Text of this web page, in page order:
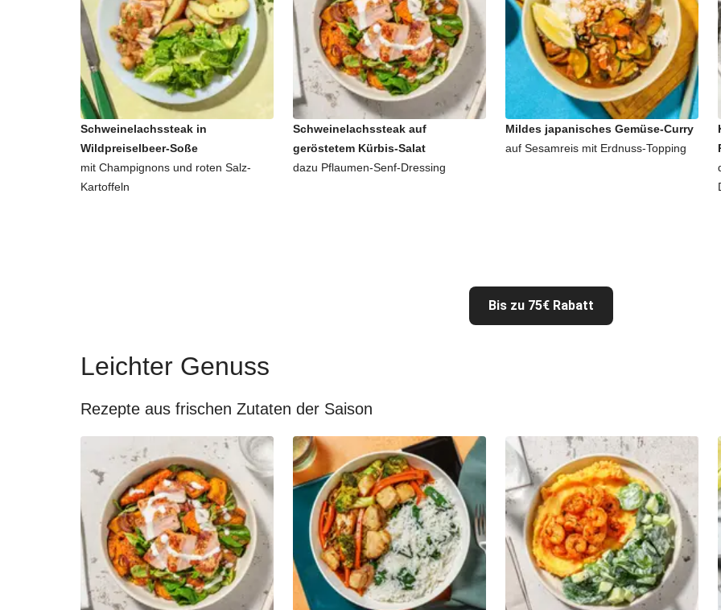
Schweinelachssteak in
Wildpreiselbeer-Soße
mit Champignons und roten Salz-
Kartoffeln
Schweinelachssteak auf
geröstetem Kürbis-Salat
dazu Pflaumen-Senf-Dressing
Mildes japanisches Gemüse-Curry
auf Sesamreis mit Erdnuss-Topping
Bis zu 75€ Rabatt
Leichter Genuss
Rezepte aus frischen Zutaten der Saison